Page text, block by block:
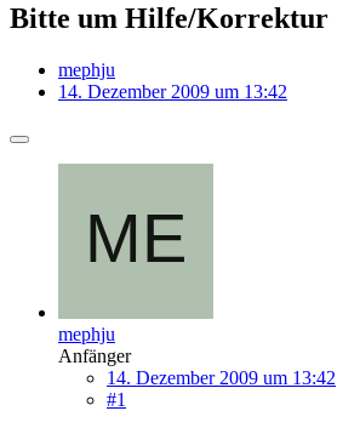
Bitte um Hilfe/Korrektur
mephju
14. Dezember 2009 um 13:42
mephju
Anfänger
14. Dezember 2009 um 13:42
#1